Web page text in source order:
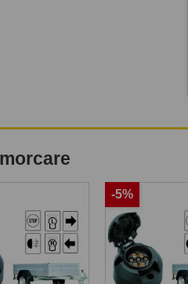
-5%